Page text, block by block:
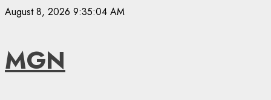
Skip
August 8, 2026 9:35:04 AM
MGN